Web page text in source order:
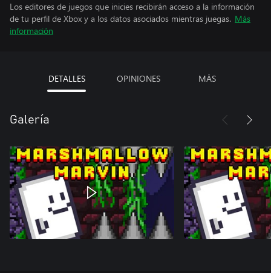
Los editores de juegos que inicies recibirán acceso a la información
de tu perfil de Xbox y a los datos asociados mientras juegas. Más
información
DETALLES OPINIONES MÁS
Galería